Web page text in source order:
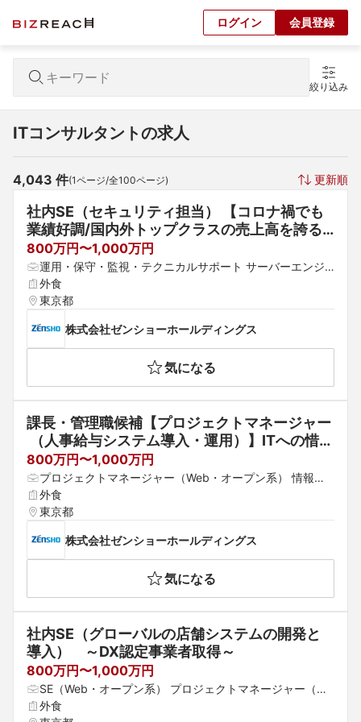
ログイン 会員登録
絞り込み
ITコンサルタントの求人
4,043 件(1ページ/全100ページ) 更新順
社内SE（セキュリティ担当） 【コロナ禍でも
業績好調/国内外トップクラスの売上高を誇る
外食企業】
800万円〜1,000万円
運用・保守・監視・テクニカルサポート サーバーエンジ
ニア（構築・運用） セキュリティコンサルタント
外食
東京都
株式会社ゼンショーホールディングス
気になる
課長・管理職候補【プロジェクトマネージャー
（人事給与システム導入・運用）】ITへの惜し
まない投資を実現｜国内外食企業トップクラス
｜すき家・はま寿司のゼンショー｜自身がやり
たいことをかたちにできます
800万円〜1,000万円
プロジェクトマネージャー（Web・オープン系） 情報シ
ステム・社内SE パッケージ導入コンサルタント
外食
東京都
株式会社ゼンショーホールディングス
気になる
社内SE（グローバルの店舗システムの開発と
導入）　～DX認定事業者取得～
800万円〜1,000万円
SE（Web・オープン系） プロジェクトマネージャー（We
b・オープン系） パッケージ導入コンサルタント
外食